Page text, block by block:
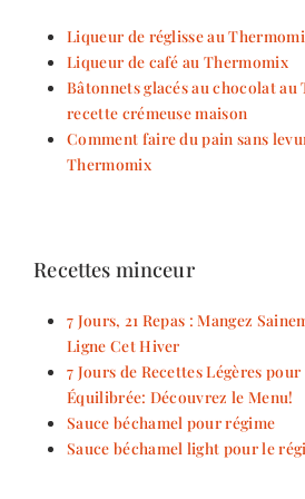
Liqueur de réglisse au
Liqueur de café au Thermomix
Bâtonnets glacés au chocolat au
recette crémeuse maison
Comment faire du pain sans
Thermomix
Recettes minceur
7 Jours, 21 Repas : Mangez
Ligne Cet Hiver
7 Jours de Recettes Légères
Équilibrée: Découvrez le Menu!
Sauce béchamel pour régime
Sauce béchamel light pour le